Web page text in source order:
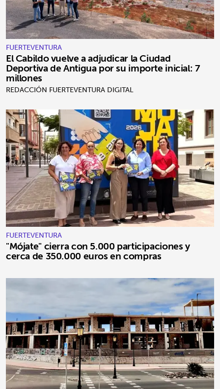
FUERTEVENTURA
El Cabildo vuelve a adjudicar la Ciudad
Deportiva de Antigua por su importe inicial: 7
millones
REDACCIÓN FUERTEVENTURA DIGITAL
FUERTEVENTURA
"Mójate" cierra con 5.000 participaciones y
cerca de 350.000 euros en compras